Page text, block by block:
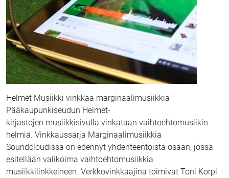
Helmet Musiikki vinkkaa marginaalimusiikkia
Pääkaupunkiseudun Helmet-
kirjastojen musiikkisivulla vinkataan vaihtoehtomusiikin
helmiä. Vinkkaussarja Marginaalimusiikkia
Soundcloudissa on edennyt yhdenteentoista osaan, jossa
esitellään valikoima vaihtoehtomusiikkia
musiikkilinkkeineen. Verkkovinkkaajina toimivat Toni Korpi